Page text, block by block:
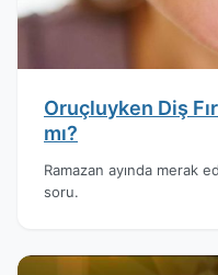
Oruçluyken Diş
mı?
Ramazan ayında merak
soru.